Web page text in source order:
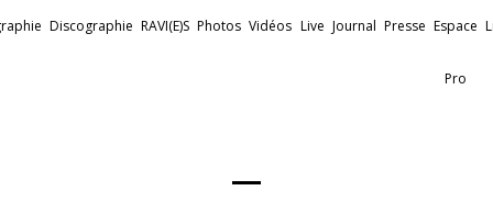
Discographie RAVI(E)S Photos Vidéos Live Journal Presse Espace
Pro